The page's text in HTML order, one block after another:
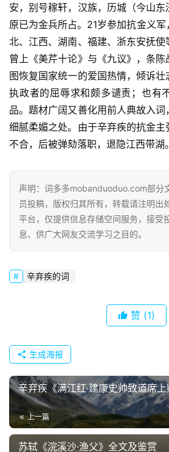
安，别号稼轩，汉族，历城（今山
原已为金兵所占。21岁参加抗金义
北、江西、湖南、福建、浙东安抚使
曾上《美芹十论》与《九议》，条
图恢复国家统一的爱国热情，倾诉
执政者的屈辱求和颇多谴责；也有
品。题材广阔又善化用前人典故入
细腻柔媚之处。由于辛弃疾的抗金
不合，后被弹劾落职，退隐江西带湖。
声明：词多多mobanduoduo.com部分
员投稿，版权归其所有，转载请注明出
平台，仅提供信息存储空间服务，接受
息、供广大网友交流学习之目的。
辛弃疾的词
赞 (1)
生成海报
辛弃疾《满江红·建康史帅致道席
上一篇
苏轼《浣溪沙·渔父》全文及鉴赏